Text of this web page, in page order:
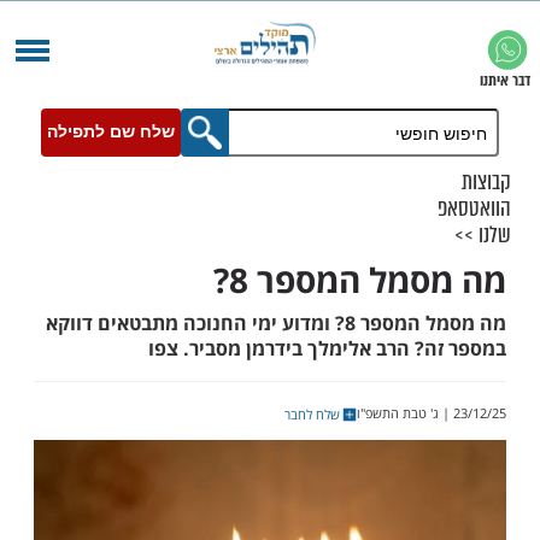
שלח שם לתפילה
המספר 8?
מה מסמל המספר 8? ומדוע ימי החנוכה מתבטאים דווקא
הרב אלימלך בידרמן מסביר. צפו